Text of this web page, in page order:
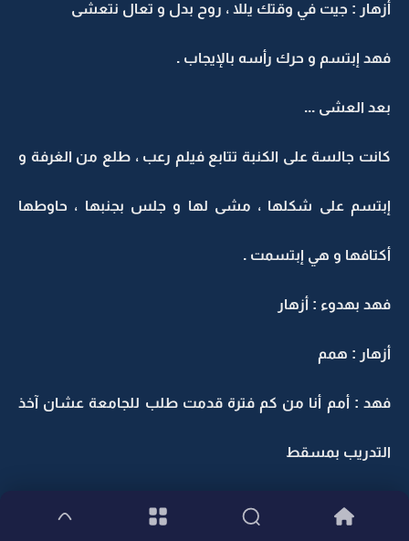
أزهار : جيت في وقتك يللا ، روح بدل و تعال نتعشى
فهد إبتسم و حرك رأسه بالإيجاب .
بعد العشى ...
كانت جالسة على الكنبة تتابع فيلم رعب ، طلع من الغرفة و
إبتسم على شكلها ، مشى لها و جلس بجنبها ، حاوطها
أكتافها و هي إبتسمت .
فهد بهدوء : أزهار
أزهار : همم
فهد : أمم أنا من كم فترة قدمت طلب للجامعة عشان آخذ
التدريب بمسقط